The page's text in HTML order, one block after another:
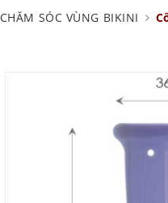
CHĂM SÓC VÙNG BIKINI